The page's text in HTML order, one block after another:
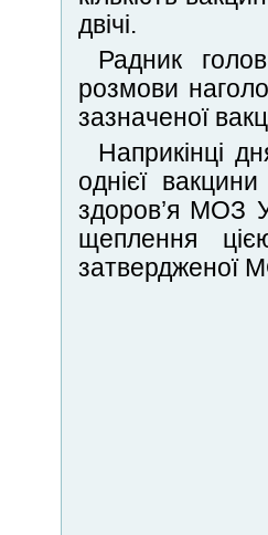
двічі.
Радник
розмови
зазначеної
Наприкінці
однієї
здоров’я МОЗ
щеплення
затвердженої